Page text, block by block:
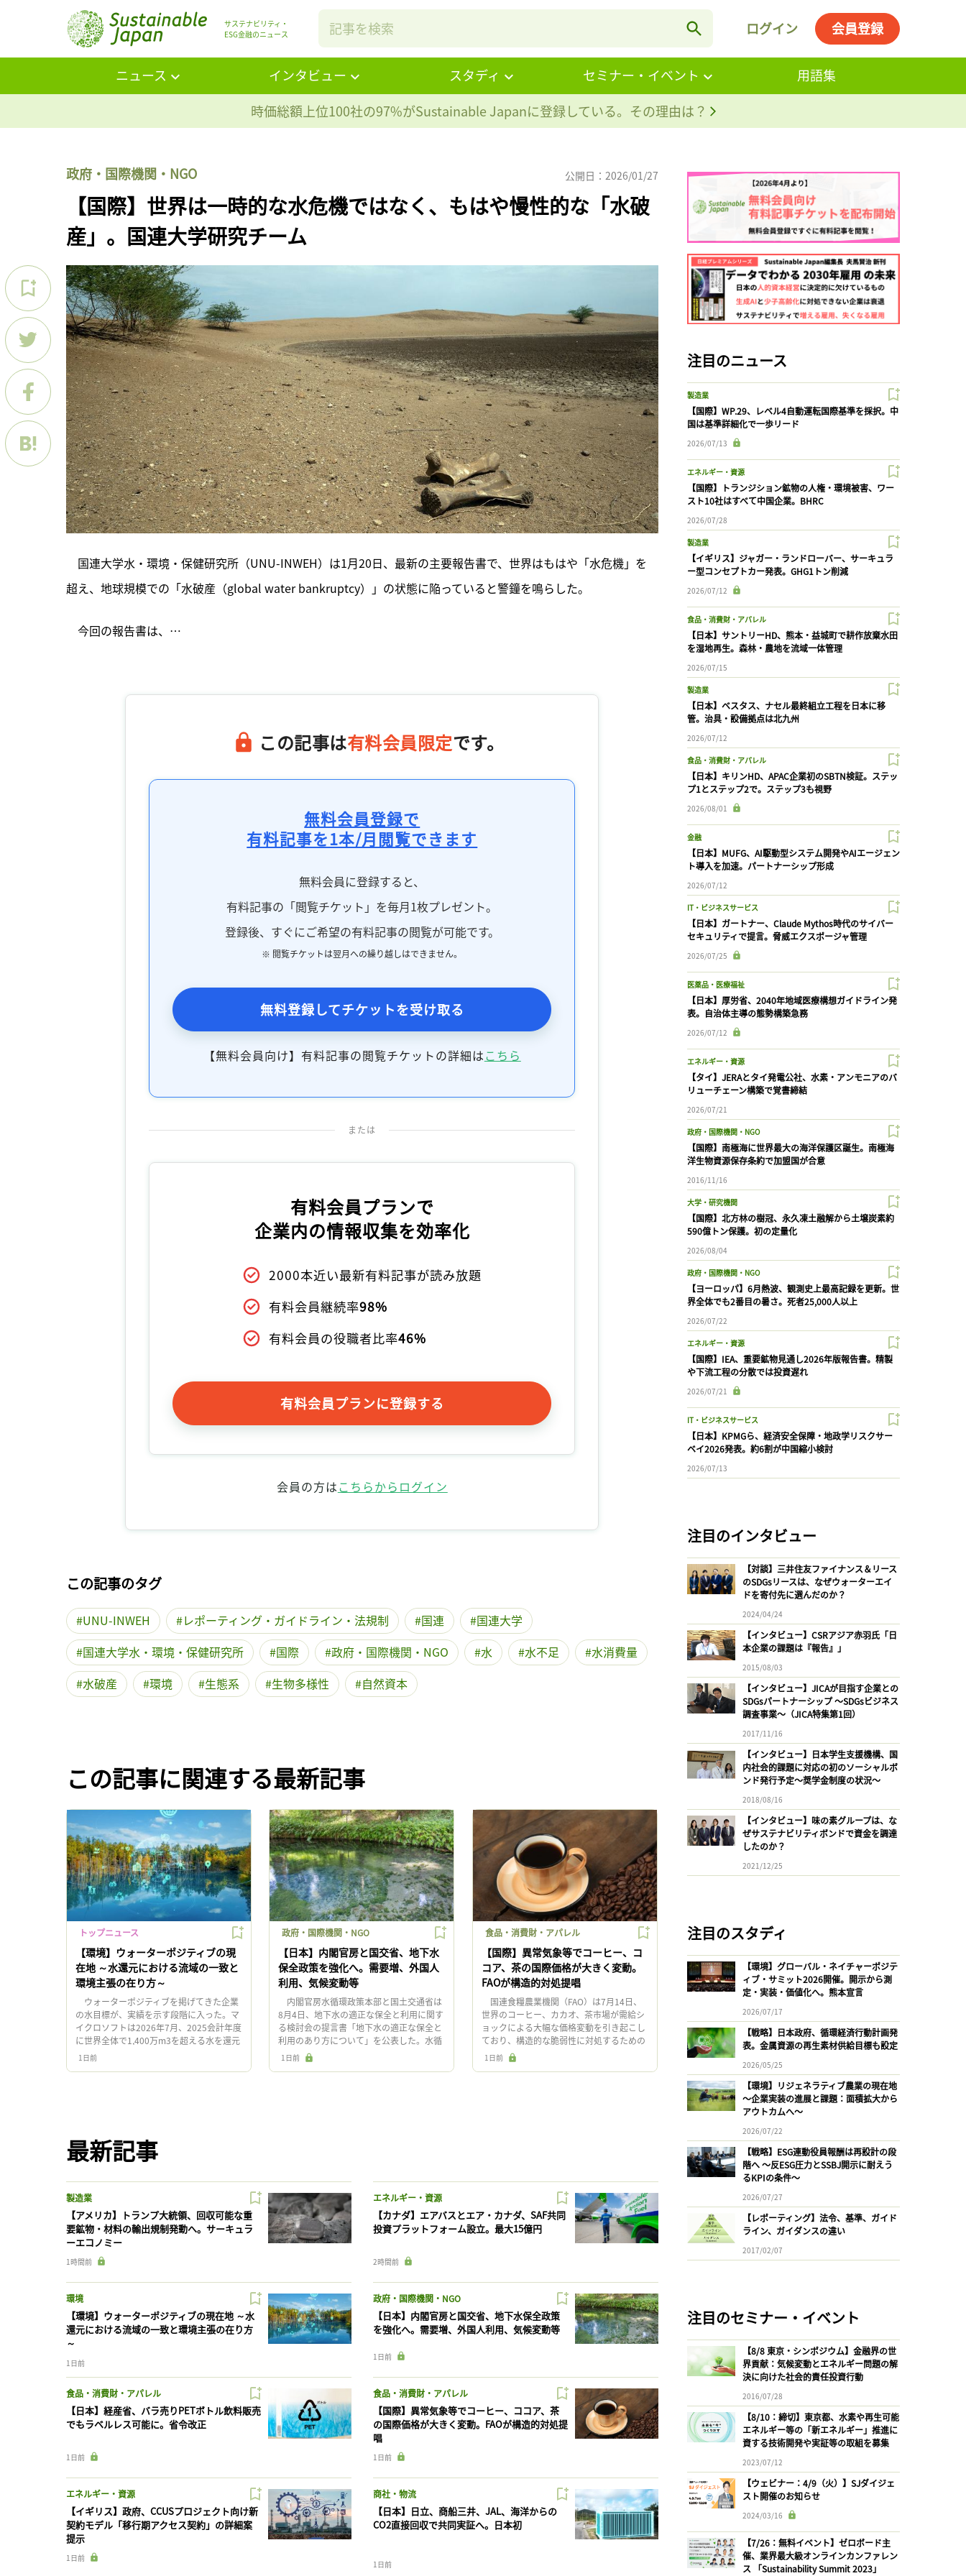
サステナビリティ・
ESG金融のニュース
ログイン 会員登録
ニュース インタビュー スタディ セミナー・イベント
用語集
時価総額上位100社の97%がSustainable Japanに登録している。その理由は？
政府・国際機関・NGO 公開日：2026/01/27
【国際】世界は一時的な水危機ではなく、もはや慢性的な「水破
産」。国連大学研究チーム
国連大学水・環境・保健研究所（UNU-INWEH）は1月20日、最新の主要報告書で、世界はもはや「水危機」を
超え、地球規模での「水破産（global water bankruptcy）」の状態に陥っていると警鐘を鳴らした。
今回の報告書は、…
この記事は有料会員限定です。
無料会員登録で
有料記事を1本/月閲覧できます
無料会員に登録すると、
有料記事の「閲覧チケット」を毎月1枚プレゼント。
登録後、すぐにご希望の有料記事の閲覧が可能です。
※ 閲覧チケットは翌月への繰り越しはできません。
無料登録してチケットを受け取る
【無料会員向け】有料記事の閲覧チケットの詳細はこちら
または
有料会員プランで
企業内の情報収集を効率化
2000本近い最新有料記事が読み放題
有料会員継続率98%
有料会員の役職者比率46%
有料会員プランに登録する
会員の方はこちらからログイン
この記事のタグ
UNU-INWEH レポーティング・ガイドライン・法規制 国連
国連大学
国連大学水・環境・保健研究所
国際 政府・国際機関・NGO 水 水不足
水消費量
水破産
環境 生態系 生物多様性 自然資本
この記事に関連する最新記事
トップニュース
【環境】ウォーターポジティブの現
在地 ～水還元における流域の一致と
環境主張の在り方～
ウォーターポジティブを掲げてきた企業
の水目標が、実績を示す段階に入った。マ
イクロソフトは2026年7月、2025会計年度
に世界全体で1,400万m3を超える水を還元
し、初めて同年度の取水量を上回ったと発
1日前
政府・国際機関・NGO
【日本】内閣官房と国交省、地下水
保全政策を強化へ。需要増、外国人
利用、気候変動等
内閣官房水循環政策本部と国土交通省は
8月4日、地下水の適正な保全と利用に関す
る検討会の提言書「地下水の適正な保全と
利用のあり方について」を公表した。水循
環基本法の改正や、外国人による水源取得
への懸念を踏まえ、政策の在り […]
1日前
食品・消費財・アパレル
【国際】異常気象等でコーヒー、コ
コア、茶の国際価格が大きく変動。
FAOが構造的対処提唱
国連食糧農業機関（FAO）は7月14日、
世界のコーヒー、カカオ、茶市場が需給シ
ョックによる大幅な価格変動を引き起こし
ており、構造的な脆弱性に対処するための
政策選択肢を提示した報告書「世界の飲料
市場における価格変動：動向 […]
1日前
最新記事
製造業
【アメリカ】トランプ大統領、回収可能な重
要鉱物・材料の輸出規制発動へ。サーキュラ
ーエコノミー
1時間前
エネルギー・資源
【カナダ】エアバスとエア・カナダ、SAF共同
投資プラットフォーム設立。最大15億円
2時間前
環境
【環境】ウォーターポジティブの現在地 ～水
還元における流域の一致と環境主張の在り方
～
1日前
政府・国際機関・NGO
【日本】内閣官房と国交省、地下水保全政策
を強化へ。需要増、外国人利用、気候変動等
1日前
食品・消費財・アパレル
【日本】経産省、バラ売りPETボトル飲料販売
でもラベルレス可能に。省令改正
1日前
食品・消費財・アパレル
【国際】異常気象等でコーヒー、ココア、茶
の国際価格が大きく変動。FAOが構造的対処提
唱
1日前
エネルギー・資源
【イギリス】政府、CCUSプロジェクト向け新
契約モデル「移行期アクセス契約」の詳細案
提示
1日前
商社・物流
【日本】日立、商船三井、JAL、海洋からの
CO2直接回収で共同実証へ。日本初
1日前
注目のニュース
製造業
【国際】WP.29、レベル4自動運転国際基準を採択。中
国は基準詳細化で一歩リード
2026/07/13
エネルギー・資源
【国際】トランジション鉱物の人権・環境被害、ワー
スト10社はすべて中国企業。BHRC
2026/07/28
製造業
【イギリス】ジャガー・ランドローバー、サーキュラ
ー型コンセプトカー発表。GHG1トン削減
2026/07/12
食品・消費財・アパレル
【日本】サントリーHD、熊本・益城町で耕作放棄水田
を湿地再生。森林・農地を流域一体管理
2026/07/15
製造業
【日本】ベスタス、ナセル最終組立工程を日本に移
管。治具・設備拠点は北九州
2026/07/12
食品・消費財・アパレル
【日本】キリンHD、APAC企業初のSBTN検証。ステッ
プ1とステップ2で。ステップ3も視野
2026/08/01
金融
【日本】MUFG、AI駆動型システム開発やAIエージェン
ト導入を加速。パートナーシップ形成
2026/07/12
IT・ビジネスサービス
【日本】ガートナー、Claude Mythos時代のサイバー
セキュリティで提言。脅威エクスポージャ管理
2026/07/25
医薬品・医療福祉
【日本】厚労省、2040年地域医療構想ガイドライン発
表。自治体主導の態勢構築急務
2026/07/12
エネルギー・資源
【タイ】JERAとタイ発電公社、水素・アンモニアのバ
リューチェーン構築で覚書締結
2026/07/21
政府・国際機関・NGO
【国際】南極海に世界最大の海洋保護区誕生。南極海
洋生物資源保存条約で加盟国が合意
2016/11/16
大学・研究機関
【国際】北方林の樹冠、永久凍土融解から土壌炭素約
590億トン保護。初の定量化
2026/08/04
政府・国際機関・NGO
【ヨーロッパ】6月熱波、観測史上最高記録を更新。世
界全体でも2番目の暑さ。死者25,000人以上
2026/07/22
エネルギー・資源
【国際】IEA、重要鉱物見通し2026年版報告書。精製
や下流工程の分散では投資遅れ
2026/07/21
IT・ビジネスサービス
【日本】KPMGら、経済安全保障・地政学リスクサー
ベイ2026発表。約6割が中国縮小検討
2026/07/13
注目のインタビュー
【対談】三井住友ファイナンス＆リース
のSDGsリースは、なぜウォーターエイ
ドを寄付先に選んだのか？
2024/04/24
【インタビュー】CSRアジア赤羽氏「日
本企業の課題は『報告』」
2015/08/03
【インタビュー】JICAが目指す企業との
SDGsパートナーシップ 〜SDGsビジネス
調査事業〜（JICA特集第1回）
2017/11/16
【インタビュー】日本学生支援機構、国
内社会的課題に対応の初のソーシャルボ
ンド発行予定〜奨学金制度の状況〜
2018/08/16
【インタビュー】味の素グループは、な
ぜサステナビリティボンドで資金を調達
したのか？
2021/12/25
注目のスタディ
【環境】グローバル・ネイチャーポジテ
ィブ・サミット2026開催。開示から測
定・実装・価値化へ。熊本宣言
2026/07/17
【戦略】日本政府、循環経済行動計画発
表。金属資源の再生素材供給目標も設定
2026/05/25
【環境】リジェネラティブ農業の現在地
〜企業実装の進展と課題：面積拡大から
アウトカムへ〜
2026/07/22
【戦略】ESG連動役員報酬は再設計の段
階へ 〜反ESG圧力とSSBJ開示に耐えう
るKPIの条件〜
2026/07/27
【レポーティング】法令、基準、ガイド
ライン、ガイダンスの違い
2017/02/07
注目のセミナー・イベント
【8/8 東京・シンポジウム】金融界の世
界貢献：気候変動とエネルギー問題の解
決に向けた社会的責任投資行動
2016/07/28
【8/10：締切】東京都、水素や再生可能
エネルギー等の「新エネルギー」推進に
資する技術開発や実証等の取組を募集
2023/07/12
【ウェビナー：4/9（火）】SJダイジェ
スト開催のお知らせ
2024/03/16
【7/26：無料イベント】ゼロボード主
催、業界最大級オンラインカンファレン
ス 「Sustainability Summit 2023」
記事をお気に入りに保存するには
ログインが必要です
ログイン